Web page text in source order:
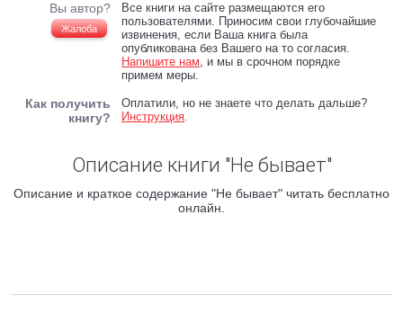
Вы автор?
Жалоба
Все книги на сайте размещаются его
пользователями. Приносим свои глубочайшие
извинения, если Ваша книга была
опубликована без Вашего на то согласия.
Напишите нам, и мы в срочном порядке
примем меры.
Как получить
книгу?
Оплатили, но не знаете что делать дальше?
Инструкция.
Описание книги "Не бывает"
Описание и краткое содержание "Не бывает" читать бесплатно
онлайн.